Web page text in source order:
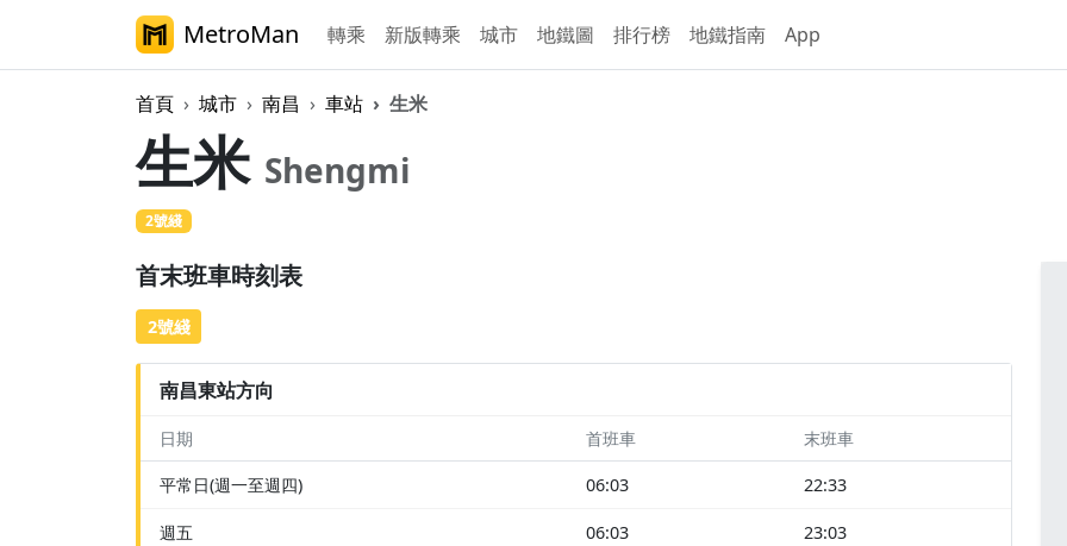
MetroMan 轉乘 新版轉乘 城市 地鐵圖 排行榜 地鐵指南 App
首頁 城市 南昌 車站 生米
生米 Shengmi
2號綫
首末班車時刻表
2號綫
南昌東站方向
日期 首班車 末班車
平常日(週一至週四) 06:03 22:33
週五 06:03 23:03